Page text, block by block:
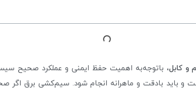
و کابل، باتوجه‌به اهمیت حفظ ایمنی و عملکرد صحیح
باید بادقت و ماهرانه انجام شود. سیم‌کشی برق اگر